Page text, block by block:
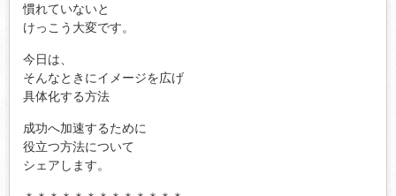
慣れていないと
けっこう大変です。
今日は、
そんなときにイメージを広げ
具体化する方法
成功へ加速するために
役立つ方法について
シェアします。